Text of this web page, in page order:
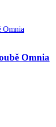
Omnia